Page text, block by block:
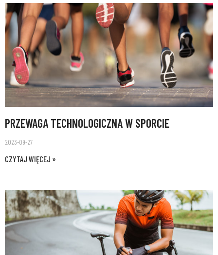
PRZEWAGA TECHNOLOGICZNA W SPORCIE
2023-09-27
CZYTAJ WIĘCEJ »